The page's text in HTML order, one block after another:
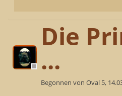
Die
...
Begonnen von Oval 5,